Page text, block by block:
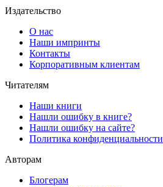
Издательство
О нас
Наши импринты
Контакты
Корпоративным клиентам
Читателям
Наши книги
Нашли ошибку в книге?
Нашли ошибку на сайте?
Политика конфиденциальности
Авторам
Блогерам